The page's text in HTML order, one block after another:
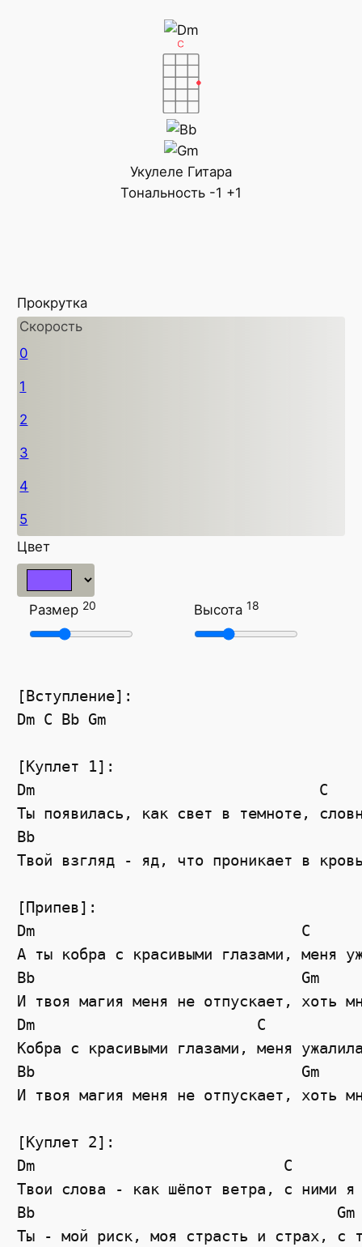
Укулеле Гитара
Тональность -1 +1
Прокрутка
Скорость
0
1
2
3
4
5
Цвет
Размер 20 Высота 18
[Вступление]:
Dm C Bb Gm
[Куплет 1]:
Dm
C
Ты появилась, как свет в темноте,
Bb
Твой взгляд - яд, что проникает в
[Припев]:
Dm
C
А ты кобра с красивыми глазами, меня
Bb
Gm
И твоя магия меня не отпускает, хоть
Dm
C
Кобра с красивыми глазами, меня
Bb
Gm
И твоя магия меня не отпускает, хоть
[Куплет 2]:
Dm
C
Твои слова - как шёпот ветра, с ними
Bb
Gm
Ты - мой риск, моя страсть и страх, с